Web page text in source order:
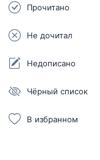
Прочитано
Не дочитал
Недописано
Чёрный список
В избранном